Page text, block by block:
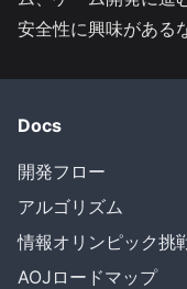
安全性に興味がある
Docs
開発フロー
アルゴリズム
情報オリンピック挑
AOJロードマップ